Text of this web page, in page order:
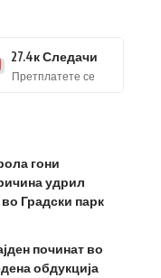
27.4кСледачи
Претплатете се
гони
удрил
Градски парк
починат во
обдукција